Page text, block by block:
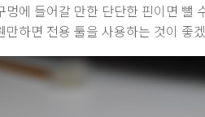
에 들어갈 만한 단단한 핀이면 뺄
하면 전용 툴을 사용하는 것이 좋